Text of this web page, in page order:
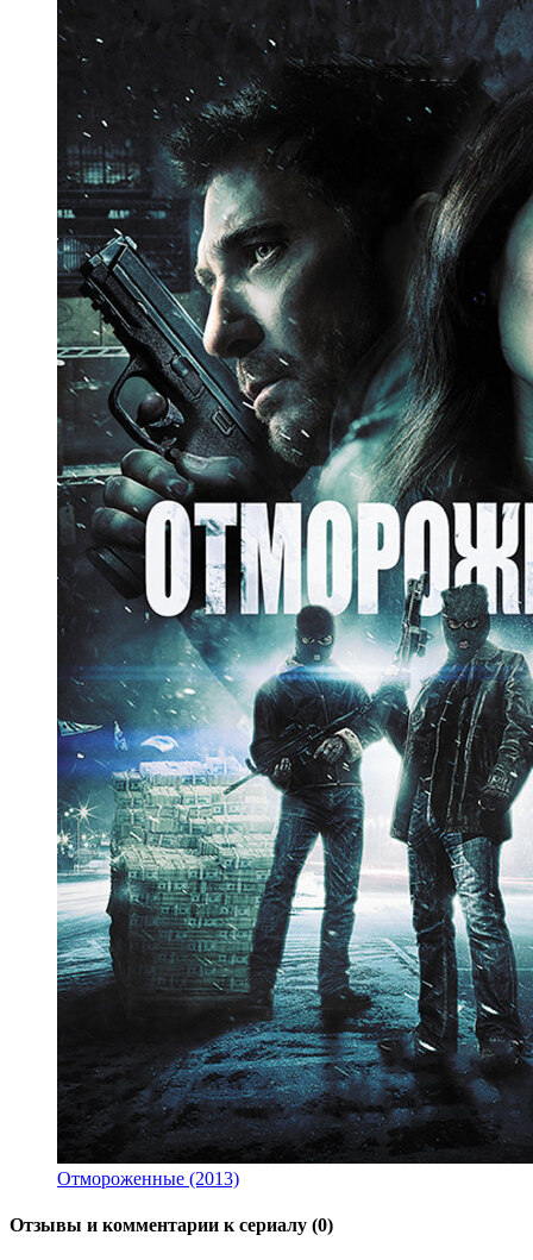
Отмороженные (2013)
Отзывы и комментарии к сериалу (0)